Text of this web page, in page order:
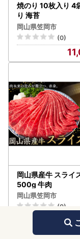
焼のり 10枚入り
り 海苔
岡山県笠岡市
(0)
岡山県産牛 スライ
500g 牛肉
岡山県笠岡市
(0)